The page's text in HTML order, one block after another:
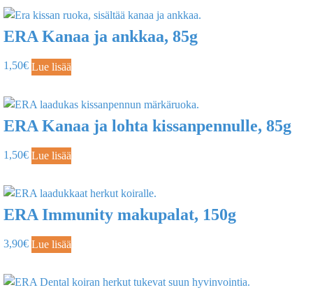
ERA Kanaa ja ankkaa, 85g
1,50€ Lue lisää
ERA Kanaa ja lohta kissanpennulle, 85g
1,50€ Lue lisää
ERA Immunity makupalat, 150g
3,90€ Lue lisää